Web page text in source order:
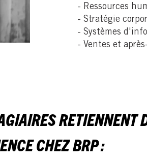
- Ressources
- Stratégie
- Systèmes
- Ventes et
RETIENNENT
CHEZ BRP :